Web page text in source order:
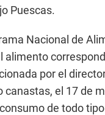
Puescas.
Nacional de
alimento
por el
el 17 de
de todo